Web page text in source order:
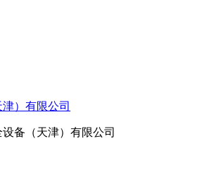
备（天津）有限公司